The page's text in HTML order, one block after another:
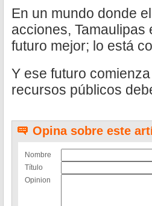
En un mundo donde
acciones,
futuro mejor; lo está
Y ese futuro
recursos públicos
Opina sobre este
Nombre
Título
Opinion